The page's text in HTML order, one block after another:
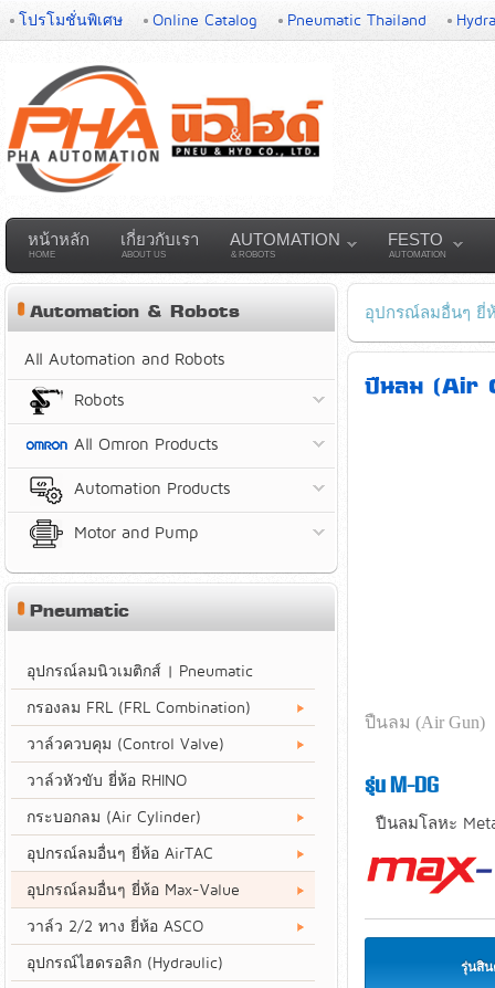
โปรโมชั่นพิเศษ Online Catalog Pneumatic Thailand
หน้าหลัก
HOME
เกี่ยวกับเรา
ABOUT US
AUTOMATION
& ROBOTS
FESTO
AUTOMATION
อุปกรณ์ลมอื่นๆ ยี่
ปืนลม (Air
ปืนลม (Air Gun)
รุ่น M-DG
ปืนลมโลหะ
รุ่นสิ
Automation & Robots
All Automation and Robots
Robots
All Omron Products
Automation Products
Motor and Pump
Pneumatic
อุปกรณ์ลมนิวเมติกส์ | Pneumatic
กรองลม FRL (FRL Combination)
วาล์วควบคุม (Control Valve)
วาล์วหัวขับ ยี่ห้อ RHINO
กระบอกลม (Air Cylinder)
อุปกรณ์ลมอื่นๆ ยี่ห้อ AirTAC
อุปกรณ์ลมอื่นๆ ยี่ห้อ Max-Value
วาล์ว 2/2 ทาง ยี่ห้อ ASCO
อุปกรณ์ไฮดรอลิก (Hydraulic)